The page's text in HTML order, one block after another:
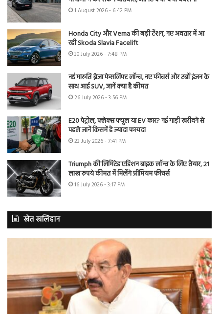
1 August 2026 - 6:42 PM
Honda City और Verna की बढ़ी टेंशन, नए अवतार में आ
रही Skoda Slavia Facelift
30 July 2026 - 7:48 PM
नई मारुति ब्रेजा फेसलिफ्ट लॉन्च, नए फीचर्स और टर्बो इंजन के
साथ आई SUV, जानें क्या है कीमत
26 July 2026 - 3:56 PM
E20 पेट्रोल, फ्लेक्स फ्यूल या EV कार? नई गाड़ी खरीदने से
पहले जानें किसमें है ज्यादा फायदा
23 July 2026 - 7:41 PM
Triumph की लिमिटेड एडिशन बाइक लॉन्च के लिए तैयार, 21
लाख रुपये कीमत में मिलेंगे प्रीमियम फीचर्स
16 July 2026 - 3:17 PM
खेत खलिहान